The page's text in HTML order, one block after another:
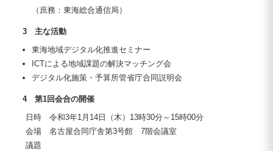
（庶務：東海総合通信局）
3 主な活動
東海地域デジタル化推進セミナー
ICTによる地域課題の解決マッチング会
デジタル化施策・予算所管省庁合同説明会
4 第1回会合の開催
日時 令和3年1月14日（木）13時30分～15時00分
会場 名古屋合同庁舎第3号館 7階会議室
議題